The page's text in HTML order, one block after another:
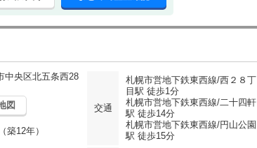
中央区北五条西28
図
交通
札幌市営地下鉄東西線/西２８丁
目駅 徒歩1分
札幌市営地下鉄東西線/二十四軒
駅 徒歩14分
札幌市営地下鉄東西線/円山公園
駅 徒歩15分
築12年）